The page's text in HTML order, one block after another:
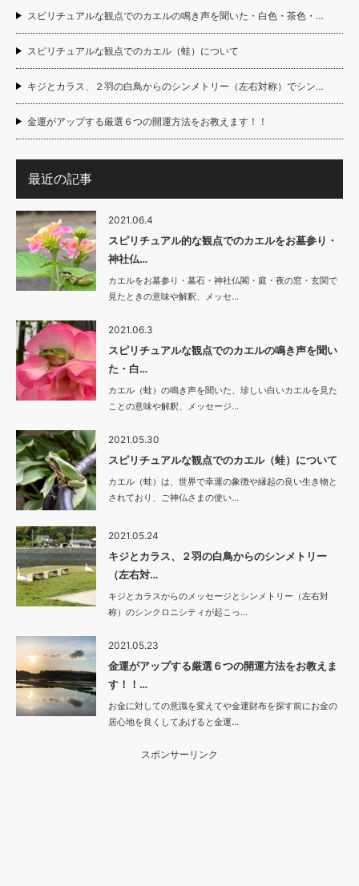
スピリチュアルな観点でのカエルの鳴き声を聞いた・白色・茶色・…
スピリチュアルな観点でのカエル（蛙）について
キジとカラス、２羽の白鳥からのシンメトリー（左右対称）でシン…
金運がアップする厳選６つの開運方法をお教えます！！
最近の記事
2021.06.4
スピリチュアル的な観点でのカエルをお墓参り・
神社仏…
カエルをお墓参り・墓石・神社仏閣・庭・夜の窓・玄関で
見たときの意味や解釈、メッセ…
2021.06.3
スピリチュアルな観点でのカエルの鳴き声を聞い
た・白…
カエル（蛙）の鳴き声を聞いた、珍しい白いカエルを見た
ことの意味や解釈、メッセージ…
2021.05.30
スピリチュアルな観点でのカエル（蛙）について
カエル（蛙）は、世界で幸運の象徴や縁起の良い生き物と
されており、ご神仏さまの使い…
2021.05.24
キジとカラス、２羽の白鳥からのシンメトリー
（左右対…
キジとカラスからのメッセージとシンメトリー（左右対
称）のシンクロニシティが起こっ…
2021.05.23
金運がアップする厳選６つの開運方法をお教えま
す！！…
お金に対しての意識を変えてや金運財布を探す前にお金の
居心地を良くしてあげると金運…
スポンサーリンク